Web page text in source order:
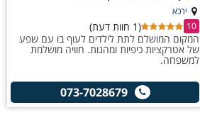
ירכא
10
(1 חוות דעת)
המקום המושלם לתת לילדים לעוף בו עם שפע
של אטרקציות כיפיות ומהנות. חוויה מושלמת
למשפחה.
073-7028679